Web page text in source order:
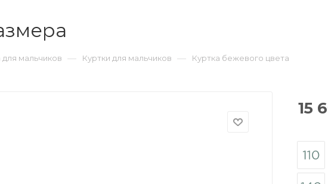
мальчиков — Куртки для мальчиков — Куртка бежевого цвета
15